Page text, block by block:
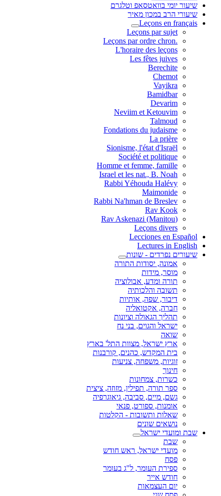
שיעור יומי בוואטסאפ וטלגרם
שיעורי הרב במכון מאיר
Leçons en français
Leçons par sujet
.Leçons par ordre chron
L'horaire des leçons
Les fêtes juives
Berechite
Chemot
Vayikra
Bamidbar
Devarim
Neviim et Ketouvim
Talmoud
Fondations du judaisme
La prière
Sionisme, l'état d'Israël
Société et politique
Homme et femme, famille
Israel et les nat., B. Noah
Rabbi Yéhouda Halévy
Maimonide
Rabbi Na'hman de Breslev
Rav Kook
(Rav Askenazi (Manitou
Leçons divers
Lecciones en Español
Lectures in English
שיעורים נפרדים - שונות
אמונה, יסודות התורה
מוסר, מידות
תורה ומדע, אבולוציה
תשובה והלכותיה
דיבור, שפה, אותיות
חברה, אקטואליה
תהליך הגאולה וציונות
ישראל והגוים, בני נח
שואה
ארץ ישראל, מצוות התל' בארץ
בית המקדש, כהנים, קורבנות
זוגיות, משפחה, צניעות
חינוך
כשרות, צמחונות
ספר תורה, תפילין, מזוזה, ציצית
גשם, מיים, סביבה, גיאוגרפיה
אומנות, ספורט, פנאי
שאלות ותשובות - הקלטות
נושאים שונים
שבת ומועדי ישראל
שבת
מועדי ישראל, ראש חודש
פסח
ספירת העומר, ל"ג בעומר
חודש אייר
יום העצמאות